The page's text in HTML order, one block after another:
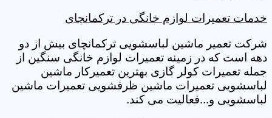
خدمات تعمیرات لوازم خانگی در ترکمانچای
شرکت تعمیر ماشین لباسشویی ترکمانچای بیش از دو
دهه است که در زمینه تعمیرات لوازم خانگی سنگین از
جمله تعمیرات کولر گازی بهترین تعمیرکار ماشین
لباسشویی تعمیرات ماشین ظرفشویی تعمیرات ماشین
لباسشویی و...فعالیت می کند.